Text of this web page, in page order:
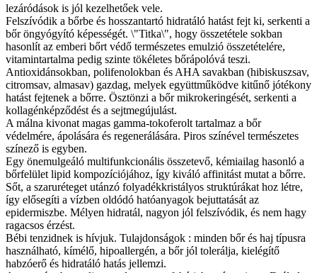
lezáródások is jól kezelhetőek vele.
Felszívódik a bőrbe és hosszantartó hidratáló hatást fejt ki, serkenti a
bőr öngyógyító képességét. \"Titka\", hogy összetétele sokban
hasonlít az emberi bőrt védő természetes emulzió összetételére,
vitamintartalma pedig szinte tökéletes bőrápolóvá teszi.
Antioxidánsokban, polifenolokban és AHA savakban (hibiskuszsav,
citromsav, almasav) gazdag, melyek együttműködve kitűnő jótékony
hatást fejtenek a bőrre. Ösztönzi a bőr mikrokeringését, serkenti a
kollagénképződést és a sejtmegújulást.
A málna kivonat magas gamma-tokoferolt tartalmaz a bőr
védelmére, ápolására és regenerálására. Piros színével természetes
színező is egyben.
Egy önemulgeáló multifunkcionális összetevő, kémiailag hasonló a
bőrfelület lipid kompozíciójához, így kiváló affinitást mutat a bőrre.
Sőt, a szaruréteget utánzó folyadékkristályos struktúrákat hoz létre,
így elősegíti a vízben oldódó hatóanyagok bejuttatását az
epidermiszbe. Mélyen hidratál, nagyon jól felszívódik, és nem hagy
ragacsos érzést.
Bébi tenzidnek is hívjuk. Tulajdonságok : minden bőr és haj típusra
használható, kímélő, hipoallergén, a bőr jól tolerálja, kielégítő
habzóerő és hidratáló hatás jellemzi.